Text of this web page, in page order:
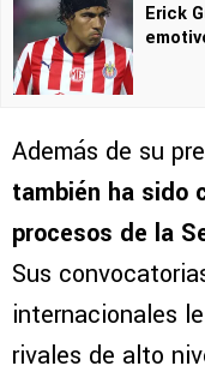
Erick
Además de su
también ha sido
procesos de la
Sus
internacionales
rivales de alto